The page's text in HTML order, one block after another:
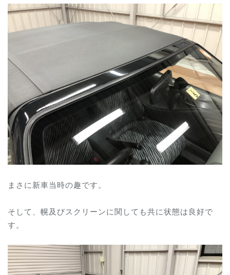
まさに新車当時の趣です。
そして、幌及びスクリーンに関しても共に状態は良好で
す。